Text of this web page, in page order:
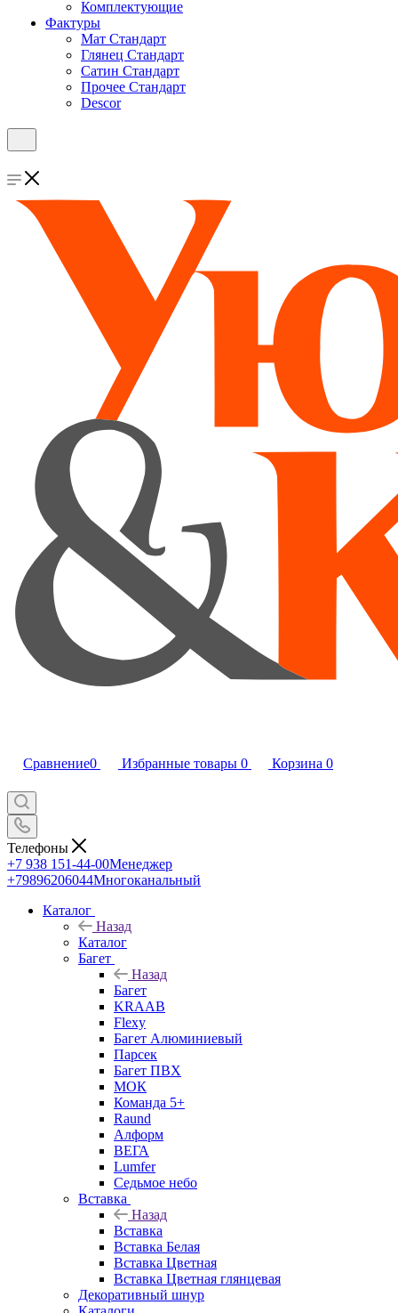
Комплектующие
Фактуры
Мат Стандарт
Глянец Стандарт
Сатин Стандарт
Прочее Стандарт
Descor
Сравнение0 Избранные товары 0 Корзина 0
Телефоны
+7 938 151-44-00Менеджер
+79896206044Многоканальный
Каталог
Назад
Каталог
Багет
Назад
Багет
KRAAB
Flexy
Багет Алюминиевый
Парсек
Багет ПВХ
МОК
Команда 5+
Raund
Алформ
ВЕГА
Lumfer
Седьмое небо
Вставка
Назад
Вставка
Вставка Белая
Вставка Цветная
Вставка Цветная глянцевая
Декоративный шнур